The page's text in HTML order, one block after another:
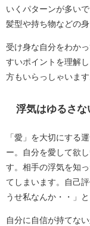
いくパターンが多い
髪型や持ち物などの
受け身な自分をわか
すいポイントを理解
方もいらっしゃいます
浮気はゆるさ
「愛」を大切にする
ー。自分を愛して欲
す。相手の浮気を知
てしまいます。自己
うせ私なんか・・」
自分に自信が持てな